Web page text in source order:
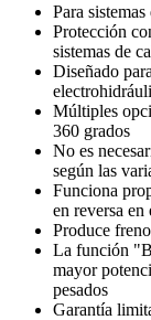
Para
Protección
sistemas de
Diseñado
Múltiples
360 grados
No es
según las
Funciona
en reversa en
Produce
La función
mayor
pesados
Garantía